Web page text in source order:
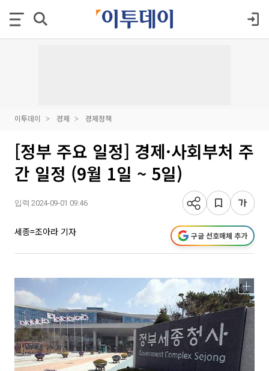
이투데이 경제 경제정책
[정부 주요 일정] 경제·사회부처 주
간 일정 (9월 1일 ~ 5일)
입력 2024-09-01 09:46
세종=조아라 기자 구글 선호매체 추가